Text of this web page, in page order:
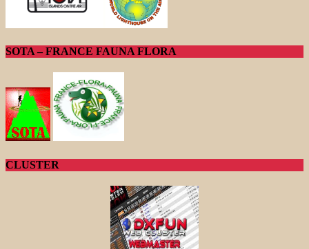
SOTA – FRANCE FAUNA FLORA
CLUSTER